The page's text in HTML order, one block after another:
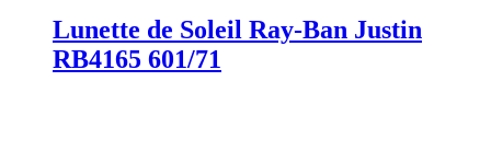
Lunette de Soleil Ray-Ban Justin
RB4165 601/71